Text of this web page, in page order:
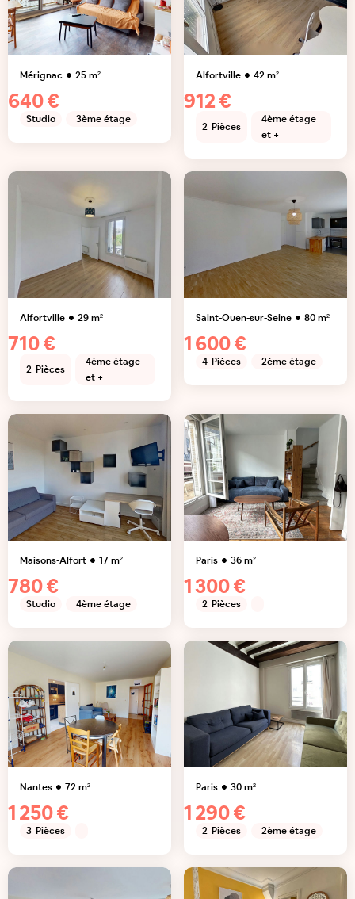
Mérignac 25m²
640 €
Studio 3ème étage
Alfortville 42m²
912 €
2 Pièces
4ème étage
et +
Alfortville 29m²
710 €
2 Pièces
4ème étage
et +
Saint-Ouen-sur-Seine 80m²
1 600 €
4 Pièces 2ème étage
Maisons-Alfort 17m²
780 €
Studio 4ème étage
Paris 36m²
1 300 €
2 Pièces
Nantes 72m²
1 250 €
3 Pièces
Paris 30m²
1 290 €
2 Pièces 2ème étage